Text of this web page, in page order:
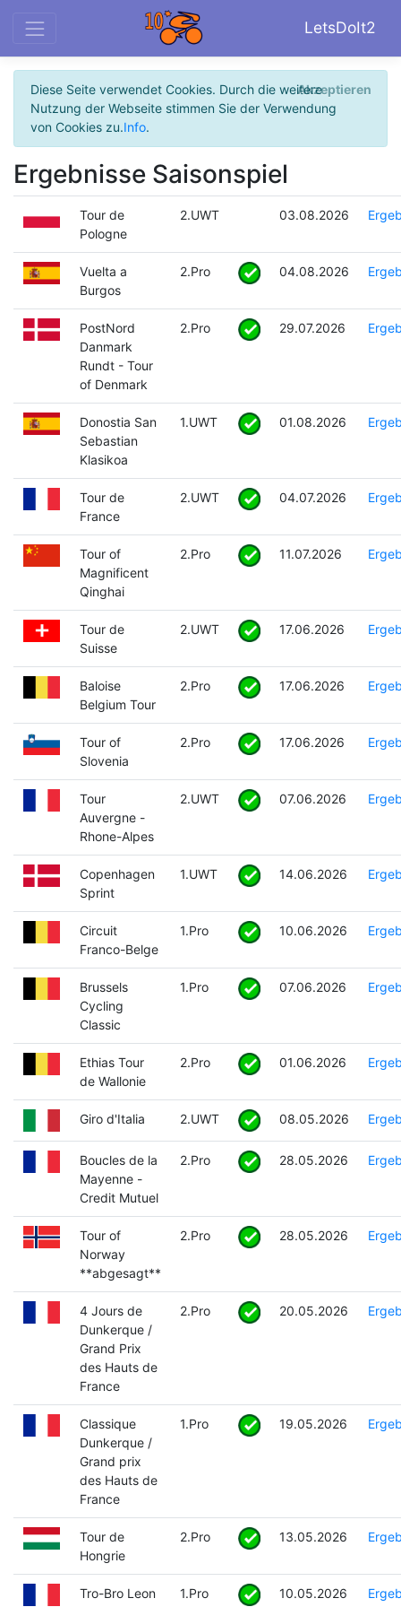
LetsDoIt2
Diese Seite verwendet Cookies. Durch die weitere
Nutzung der Webseite stimmen Sie der Verwendung
von Cookies zu.Info.
Akzeptieren
Ergebnisse Saisonspiel
Tour de
Pologne
2.UWT 03.08.2026
Vuelta a
Burgos
2.Pro 04.08.2026
PostNord
Danmark
Rundt - Tour
of Denmark
2.Pro 29.07.2026
Donostia San
Sebastian
Klasikoa
1.UWT 01.08.2026
Tour de
France
2.UWT 04.07.2026
Tour of
Magnificent
Qinghai
2.Pro 11.07.2026
Tour de
Suisse
2.UWT 17.06.2026
Baloise
Belgium Tour
2.Pro 17.06.2026
Tour of
Slovenia
2.Pro 17.06.2026
Tour
Auvergne -
Rhone-Alpes
2.UWT 07.06.2026
Copenhagen
Sprint
1.UWT 14.06.2026
Circuit
Franco-Belge
1.Pro 10.06.2026
Brussels
Cycling
Classic
1.Pro 07.06.2026
Ethias Tour
de Wallonie
2.Pro 01.06.2026
Giro d'Italia 2.UWT 08.05.2026
Boucles de la
Mayenne -
Credit Mutuel
2.Pro 28.05.2026
Tour of
Norway
**abgesagt**
2.Pro 28.05.2026
4 Jours de
Dunkerque /
Grand Prix
des Hauts de
France
2.Pro 20.05.2026
Classique
Dunkerque /
Grand prix
des Hauts de
France
1.Pro 19.05.2026
Tour de
Hongrie
2.Pro 13.05.2026
Tro-Bro Leon 1.Pro 10.05.2026